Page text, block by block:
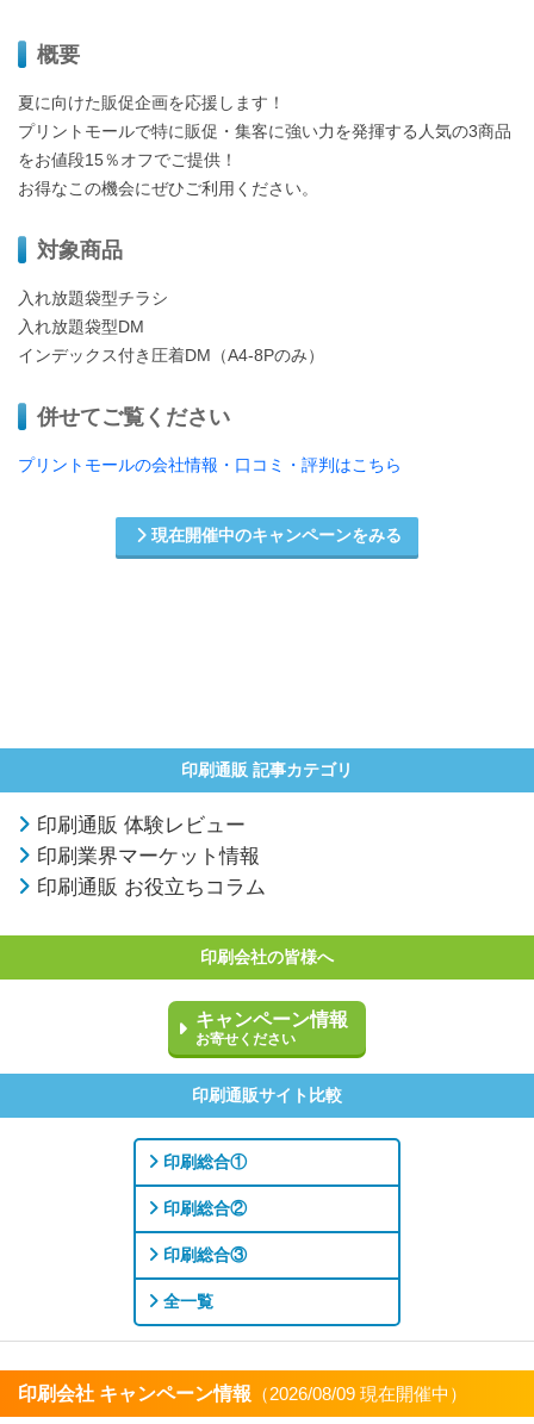
概要
夏に向けた販促企画を応援します！
プリントモールで特に販促・集客に強い力を発揮する人気の3商品
をお値段15％オフでご提供！
お得なこの機会にぜひご利用ください。
対象商品
入れ放題袋型チラシ
入れ放題袋型DM
インデックス付き圧着DM（A4-8Pのみ）
併せてご覧ください
プリントモールの会社情報・口コミ・評判はこちら
現在開催中のキャンペーンをみる
印刷通販 記事カテゴリ
印刷通販 体験レビュー
印刷業界マーケット情報
印刷通販 お役立ちコラム
印刷会社の皆様へ
キャンペーン情報
お寄せください
印刷通販サイト比較
印刷総合①
印刷総合②
印刷総合③
全一覧
印刷会社 キャンペーン情報 （2026/08/09 現在開催中）